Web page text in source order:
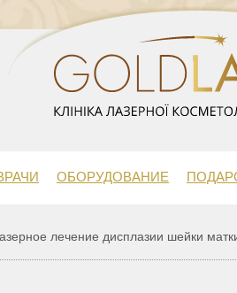
ОБОРУДОВАНИЕ
лечение дисплазии шейки